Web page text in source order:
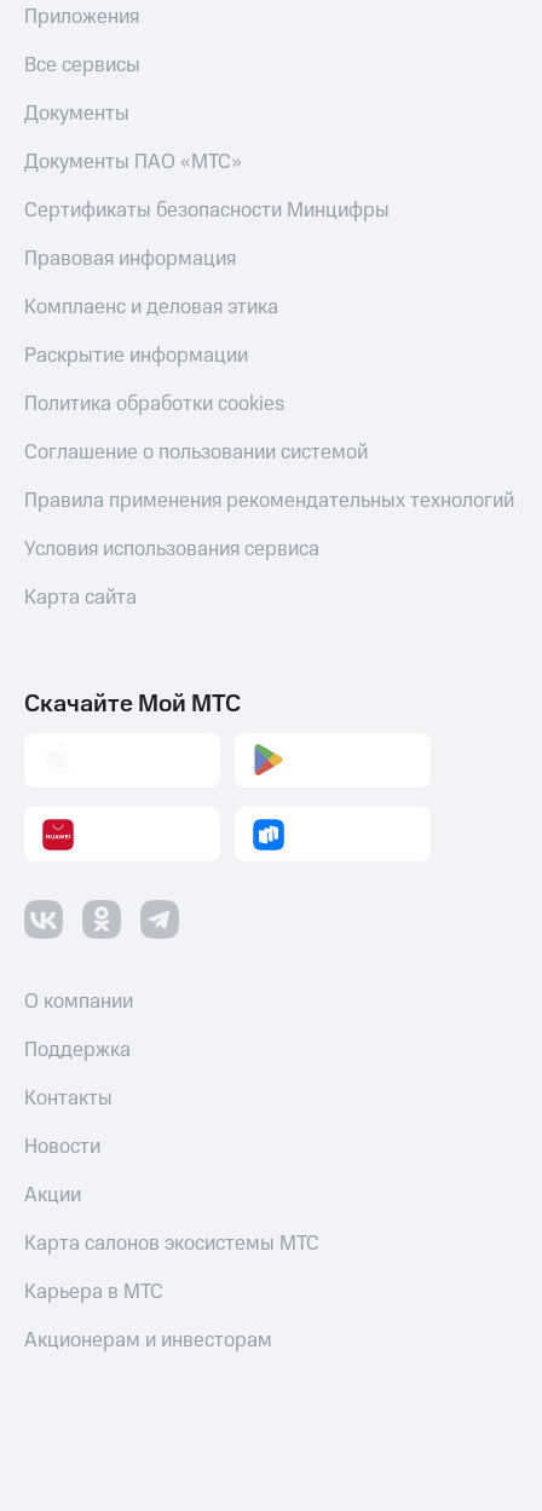
Приложения
Все сервисы
Документы
Документы ПАО «МТС»
Сертификаты безопасности Минцифры
Правовая информация
Комплаенс и деловая этика
Раскрытие информации
Политика обработки cookies
Соглашение о пользовании системой
Правила применения рекомендательных технологий
Условия использования сервиса
Карта сайта
Скачайте Мой МТС
О компании
Поддержка
Контакты
Новости
Акции
Карта салонов экосистемы МТС
Карьера в МТС
Акционерам и инвесторам